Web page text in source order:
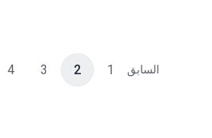
السابق 1
2
3
4